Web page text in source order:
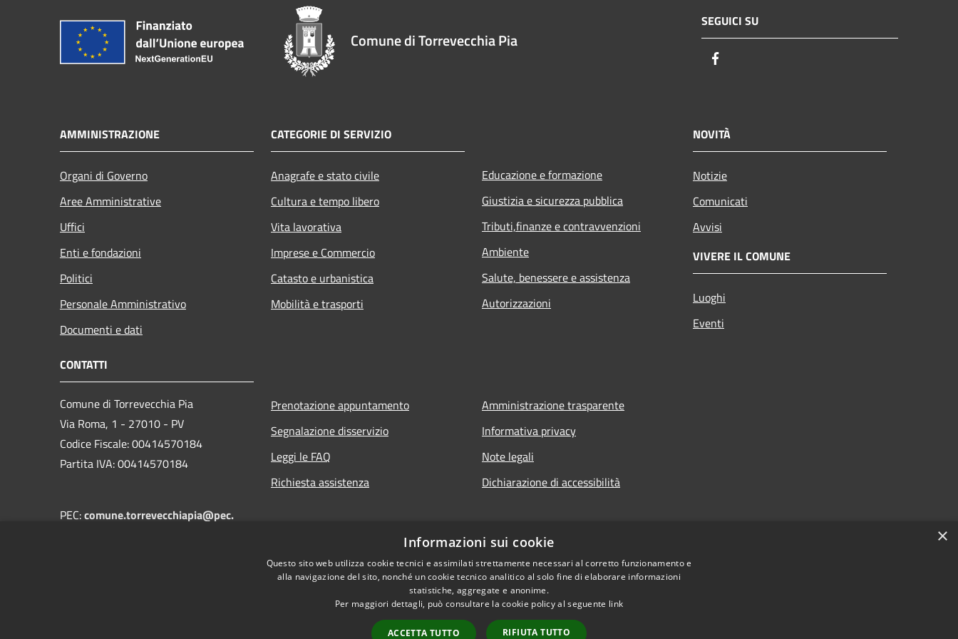
Comune di Torrevecchia Pia
SEGUICI SU
AMMINISTRAZIONE
Organi di Governo
Aree Amministrative
Uffici
Enti e fondazioni
Politici
Personale Amministrativo
Documenti e dati
CATEGORIE DI SERVIZIO
Anagrafe e stato civile
Cultura e tempo libero
Vita lavorativa
Imprese e Commercio
Catasto e urbanistica
Mobilità e trasporti
Educazione e formazione
Giustizia e sicurezza pubblica
Tributi,finanze e contravvenzioni
Ambiente
Salute, benessere e assistenza
Autorizzazioni
NOVITÀ
Notizie
Comunicati
Avvisi
VIVERE IL COMUNE
Luoghi
Eventi
CONTATTI
Comune di Torrevecchia Pia
Via Roma, 1 - 27010 - PV
Codice Fiscale: 00414570184
Partita IVA: 00414570184
PEC:comune.torrevecchiapia@pec.
Prenotazione appuntamento
Segnalazione disservizio
Leggi le FAQ
Richiesta assistenza
Amministrazione trasparente
Informativa privacy
Note legali
Dichiarazione di accessibilità
×
Informazioni sui cookie
Questo sito web utilizza cookie tecnici e assimilati strettamente necessari al corretto funzionamento e
alla navigazione del sito, nonché un cookie tecnico analitico al solo fine di elaborare informazioni
statistiche, aggregate e anonime.
Per maggiori dettagli, può consultare la cookie policy al seguente link
ACCETTA TUTTO RIFIUTA TUTTO